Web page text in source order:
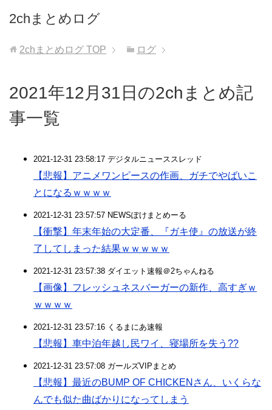
2chまとめログ
2chまとめログ TOP ログ
2021年12月31日の2chまとめ記
事一覧
2021-12-31 23:58:17 デジタルニューススレッド
【悲報】アニメワンピースの作画、ガチでやばいこ
とになるｗｗｗｗ
2021-12-31 23:57:57 NEWSぽけまとめーる
【衝撃】年末年始の大定番、『ガキ使』の放送が終
了してしまった結果ｗｗｗｗｗ
2021-12-31 23:57:38 ダイエット速報＠2ちゃんねる
【画像】フレッシュネスバーガーの新作、高すぎｗ
ｗｗｗｗ
2021-12-31 23:57:16 くるまにあ速報
【悲報】車中泊年越し民ワイ、寝場所を失う??
2021-12-31 23:57:08 ガールズVIPまとめ
【悲報】最近のBUMP OF CHICKENさん、いくらな
んでも似た曲ばかりになってしまう